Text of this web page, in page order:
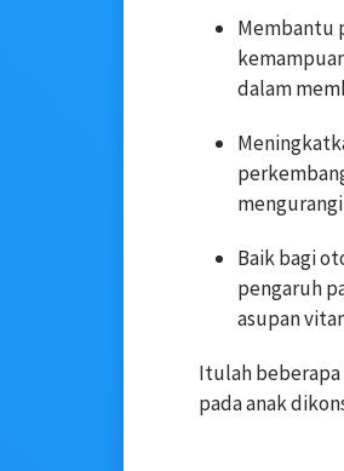
Membantu
dalam
Baik bagi
pengaruh
asupan
Itulah beberapa
pada anak